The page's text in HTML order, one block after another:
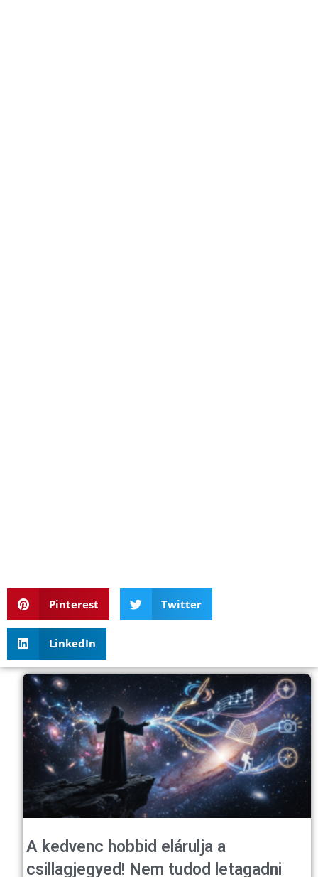
Pinterest Twitter
LinkedIn
A kedvenc hobbid elárulja a
csillagjegyed! Nem tudod letagadni